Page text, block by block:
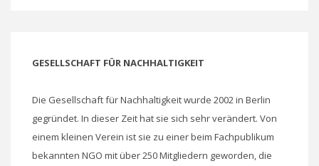
GESELLSCHAFT FÜR NACHHALTIGKEIT
Die Gesellschaft für Nachhaltigkeit wurde 2002 in Berlin
gegründet. In dieser Zeit hat sie sich sehr verändert. Von
einem kleinen Verein ist sie zu einer beim Fachpublikum
bekannten NGO mit über 250 Mitgliedern geworden, die